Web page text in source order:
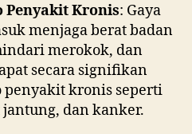
Penyakit Kronis: Gaya
menjaga berat badan
merokok, dan
secara signifikan
kronis seperti
dan kanker.